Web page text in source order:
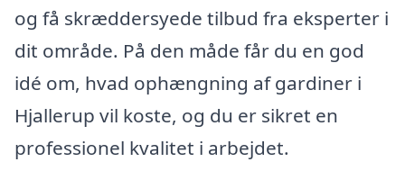
og få skræddersyede tilbud fra eksperter i
dit område. På den måde får du en god
idé om, hvad ophængning af gardiner i
Hjallerup vil koste, og du er sikret en
professionel kvalitet i arbejdet.